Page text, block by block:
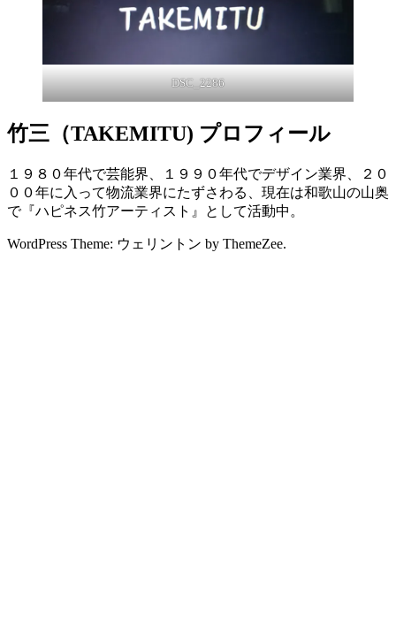
DSC_2286
竹三（TAKEMITU) プロフィール
１９８０年代で芸能界、１９９０年代でデザイン業界、２０
００年に入って物流業界にたずさわる、現在は和歌山の山奥
で『ハピネス竹アーティスト』として活動中。
WordPress Theme: ウェリントン by ThemeZee.